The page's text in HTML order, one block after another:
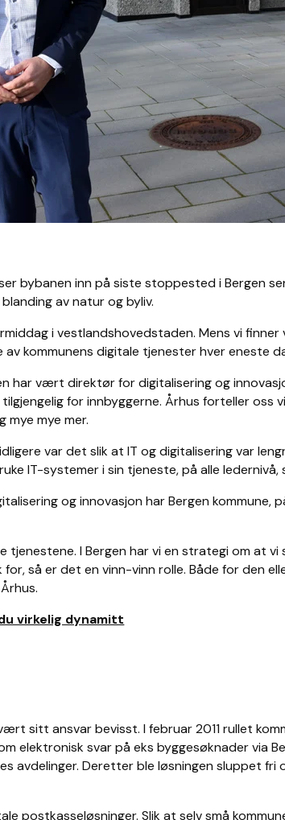
bybanen inn på siste stoppested i Bergen
av natur og byliv.
i vestlandshovedstaden. Mens vi
kommunens digitale tjenester hver eneste
har vært direktør for digitalisering og
for innbyggerne. Århus forteller
mye mye mer.
var det slik at IT og digitalisering var
IT-systemer i sin tjeneste, på alle ledernivå,
og innovasjon har Bergen
tjenestene. I Bergen har vi en strategi om at
så er det en vinn-vinn rolle. Både for den
virkelig dynamitt
sitt ansvar bevisst. I februar 2011 rullet
elektronisk svar på eks byggesøknader via
avdelinger. Deretter ble løsningen sluppet fri
postkasseløsninger. Slik at selv små